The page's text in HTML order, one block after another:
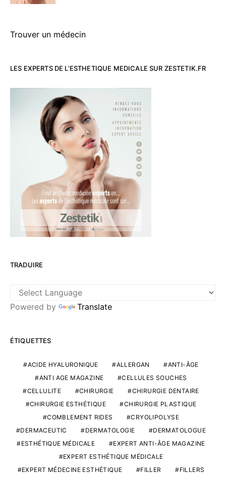
Trouver un médecin
LES EXPERTS DE L’ESTHETIQUE MEDICALE SUR ZESTETIK.FR
TRADUIRE
Powered by Translate
ÉTIQUETTES
ACIDE HYALURONIQUE ALLERGAN
ANTI-ÂGE
ANTI AGE MAGAZINE
CELLULES SOUCHES
CELLULITE
CHIRURGIE
CHIRURGIE DENTAIRE
CHIRURGIE ESTHÉTIQUE
CHIRURGIE PLASTIQUE
COMBLEMENT RIDES
CRYOLIPOLYSE
DERMACEUTIC
DERMATOLOGIE
DERMATOLOGUE
ESTHÉTIQUE MÉDICALE
EXPERT ANTI-ÂGE MAGAZINE
EXPERT ESTHÉTIQUE MÉDICALE
EXPERT MÉDECINE ESTHÉTIQUE
FILLER
FILLERS